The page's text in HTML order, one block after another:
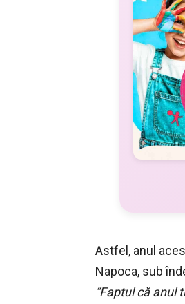
Astfel, anul
Napoca, sub
“Faptul că